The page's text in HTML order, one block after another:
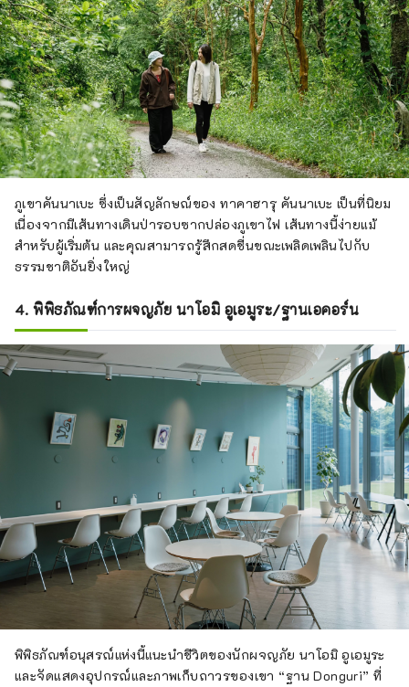
ภูเขาคันนาเบะ ซึ่งเป็นสัญลักษณ์ของ ทาคาฮารุ คันนาเบะ เป็นที่นิยม
เนื่องจากมีเส้นทางเดินป่ารอบซากปล่องภูเขาไฟ เส้นทางนี้ง่ายแม้
สำหรับผู้เริ่มต้น และคุณสามารถรู้สึกสดชื่นขณะเพลิดเพลินไปกับ
ธรรมชาติอันยิ่งใหญ่
4. พิพิธภัณฑ์การผจญภัย นาโอมิ อูเอมูระ/ฐานเอคอร์น
พิพิธภัณฑ์อนุสรณ์แห่งนี้แนะนำชีวิตของนักผจญภัย นาโอมิ อูเอมูระ
และจัดแสดงอุปกรณ์และภาพเก็บถาวรของเขา “ฐาน Donguri” ที่